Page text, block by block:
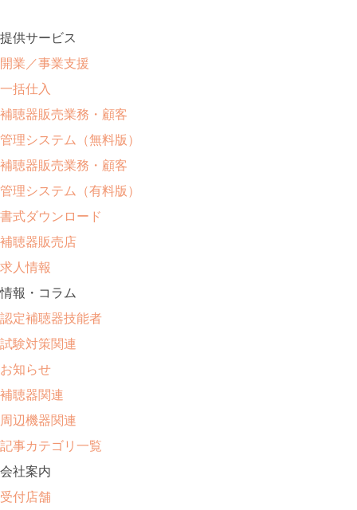
提供サービス
開業／事業支援
一括仕入
補聴器販売業務・顧客
管理システム（無料版）
補聴器販売業務・顧客
管理システム（有料版）
書式ダウンロード
補聴器販売店
求人情報
情報・コラム
認定補聴器技能者
試験対策関連
お知らせ
補聴器関連
周辺機器関連
記事カテゴリ一覧
会社案内
受付店舗